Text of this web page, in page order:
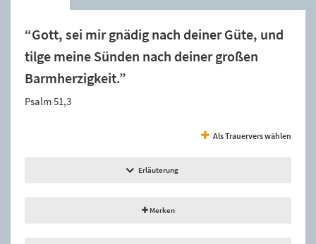
“Gott, sei mir gnädig nach deiner Güte, und
tilge meine Sünden nach deiner großen
Barmherzigkeit.”
Psalm 51,3
Als Trauervers wählen
Erläuterung
Merken